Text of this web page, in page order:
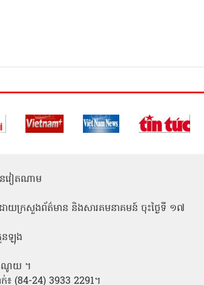
នវៀតណាម
យក្រសួងព័ត៌មាន និងសារគមនាគមន៍ ចុះថ្ងៃទី ១៧
នឡុង
ាណូយ ។
៖ (84-24) 3933 2291។